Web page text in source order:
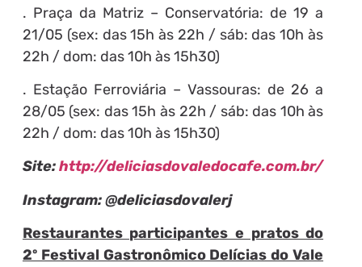
. Praça da Matriz – Conservatória: de 19 a
21/05 (sex: das 15h às 22h / sáb: das 10h às
22h / dom: das 10h às 15h30)
. Estação Ferroviária – Vassouras: de 26 a
28/05 (sex: das 15h às 22h / sáb: das 10h às
22h / dom: das 10h às 15h30)
Site:http://deliciasdovaledocafe.com.br/
Instagram: @deliciasdovalerj
Restaurantes participantes e pratos do
2º Festival Gastronômico Delícias do Vale